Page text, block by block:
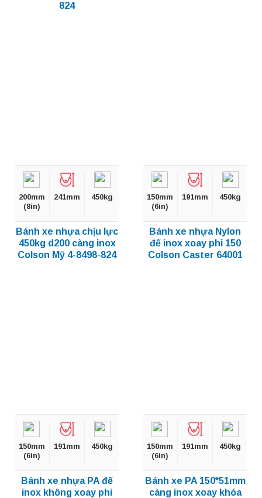
824
200mm
(8in)
241mm 450kg
Bánh xe nhựa chịu lực
450kg d200 càng inox
Colson Mỹ 4-8498-824
150mm
(6in)
191mm 450kg
Bánh xe nhựa Nylon
đế inox xoay phi 150
Colson Caster 64001
150mm
(6in)
191mm 450kg
Bánh xe nhựa PA đế
inox không xoay phi
150mm
(6in)
191mm 450kg
Bánh xe PA 150*51mm
càng inox xoay khóa